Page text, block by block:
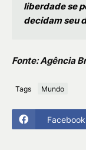
liberdade se
decidam seu
Fonte: Agência
Tags Mundo
Facebook